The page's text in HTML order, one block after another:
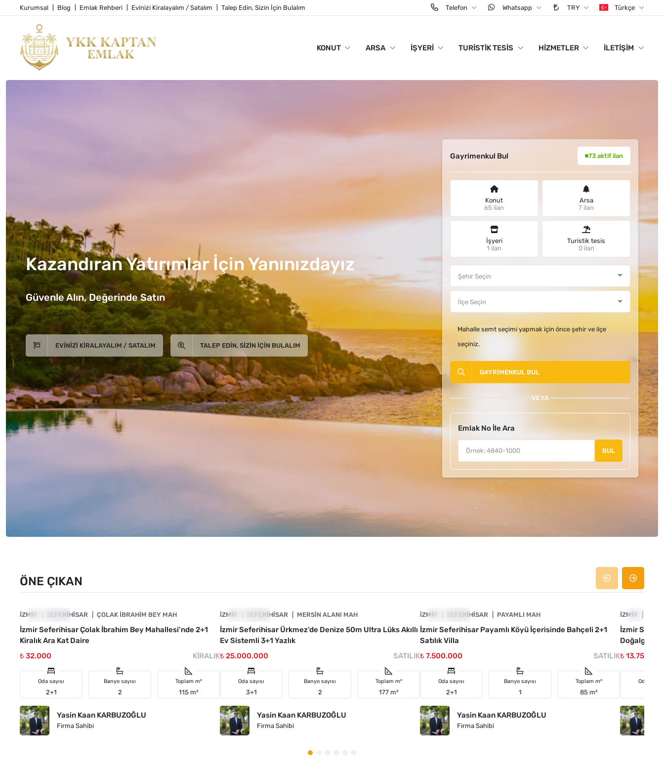
Kurumsal Blog Emlak Rehberi Evinizi Kiralayalım / Satalım Talep Edin, Sizin İçin Bulalım Telefon Whatsapp TRY Türkçe
KONUT ARSA İŞYERI TURISTIK TESIS HIZMETLER İLETIŞIM
Kazandıran Yatırımlar İçin Yanınızdayız
Güvenle Alın, Değerinde Satın
EVINIZI KIRALAYALIM / SATALIM TALEP EDIN, SIZIN İÇIN BULALIM
Gayrimenkul Bul 73 aktif ilan
Konut
65 ilan
Arsa
7 ilan
İşyeri
1 ilan
Turistik tesis
0 ilan
Mahalle semt seçimi yapmak için önce şehir ve ilçe
seçiniz.
GAYRIMENKUL BUL
VEYA
Emlak No İle Ara
BUL
ÖNE ÇIKAN
ÖNE ÇIKAN
İZMIR SEFERIHISAR ÇOLAK İBRAHIM BEY MAH
İzmir Seferihisar Çolak İbrahim Bey Mahallesi’nde 2+1
Kiralık Ara Kat Daire
₺ 32.000
KIRALIK
Oda sayısı
2+1
Banyo sayısı
2
Toplam m²
115 m²
Yasin Kaan KARBUZOĞLU
Firma Sahibi
ÖNE ÇIKAN
İZMIR SEFERIHISAR MERSIN ALANI MAH
İzmir Seferihisar Ürkmez’de Denize 50m Ultra Lüks Akıllı
Ev Sistemli 3+1 Yazlık
₺ 25.000.000
SATILIK
Oda sayısı
3+1
Banyo sayısı
2
Toplam m²
177 m²
Yasin Kaan KARBUZOĞLU
Firma Sahibi
ÖNE ÇIKAN
İZMIR SEFERIHISAR PAYAMLI MAH
İzmir Seferihisar Payamlı Köyü İçerisinde Bahçeli 2+1
Satılık Villa
₺ 7.500.000
SATILIK
Oda sayısı
2+1
Banyo sayısı
1
Toplam m²
85 m²
Yasin Kaan KARBUZOĞLU
Firma Sahibi
ÖNE
İZMIR
İzmir
Doğalgazlı
₺
Oda